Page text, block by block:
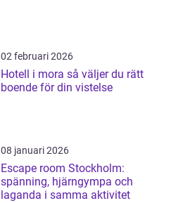
02 februari 2026
Hotell i mora så väljer du rätt
boende för din vistelse
08 januari 2026
Escape room Stockholm:
spänning, hjärngympa och
laganda i samma aktivitet